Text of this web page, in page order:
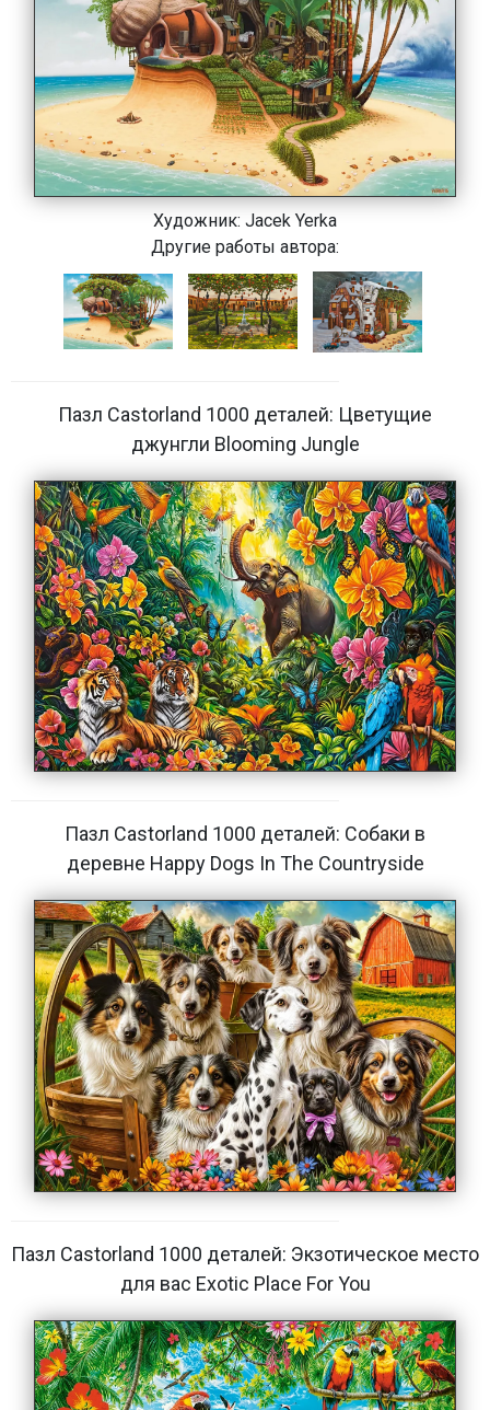
Художник: Jacek Yerka
Другие работы автора:
Пазл Castorland 1000 деталей: Цветущие
джунгли Blooming Jungle
Пазл Castorland 1000 деталей: Собаки в
деревне Happy Dogs In The Countryside
Пазл Castorland 1000 деталей: Экзотическое место
для вас Exotic Place For You